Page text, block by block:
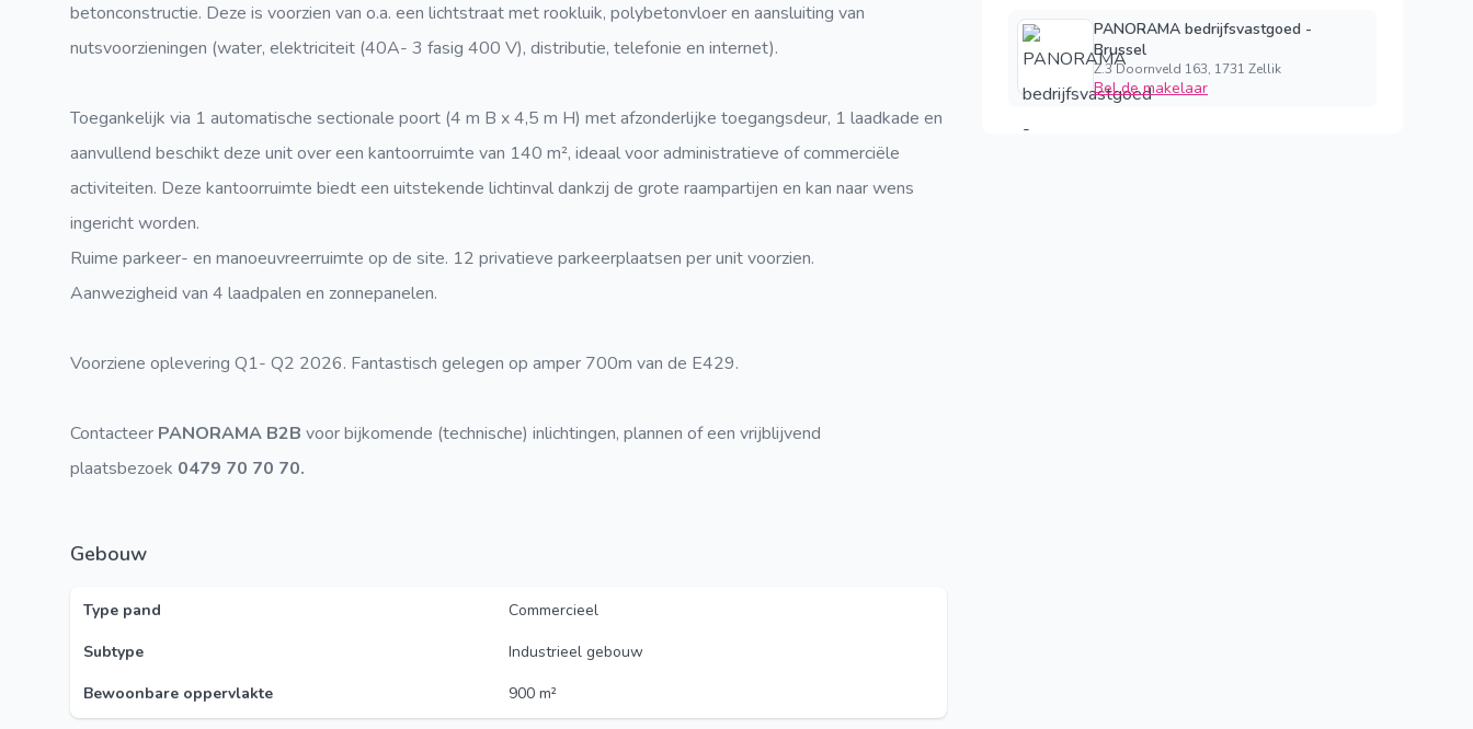
betonconstructie. Deze is voorzien van o.a. een lichtstraat met rookluik, polybetonvloer en aansluiting van
nutsvoorzieningen (water, elektriciteit (40A- 3 fasig 400 V), distributie, telefonie en internet).
Toegankelijk via 1 automatische sectionale poort (4 m B x 4,5 m H) met afzonderlijke toegangsdeur, 1 laadkade en
aanvullend beschikt deze unit over een kantoorruimte van 140 m², ideaal voor administratieve of commerciële
activiteiten. Deze kantoorruimte biedt een uitstekende lichtinval dankzij de grote raampartijen en kan naar wens
ingericht worden.
Ruime parkeer- en manoeuvreerruimte op de site. 12 privatieve parkeerplaatsen per unit voorzien.
Aanwezigheid van 4 laadpalen en zonnepanelen.
Voorziene oplevering Q1- Q2 2026. Fantastisch gelegen op amper 700m van de E429.
Contacteer PANORAMA B2B voor bijkomende (technische) inlichtingen, plannen of een vrijblijvend
plaatsbezoek 0479 70 70 70.
Gebouw
Type pand
Commercieel
Subtype
Industrieel gebouw
Bewoonbare oppervlakte
900 m²
PANORAMA bedrijfsvastgoed -
Brussel
Z.3 Doornveld 163, 1731 Zellik
Bel de makelaar